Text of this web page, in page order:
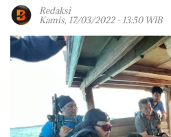
Redaksi
Kamis, 17/03/2022 - 13:50 WIB